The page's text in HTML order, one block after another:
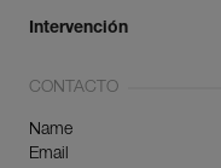
Intervención
CONTACTO
Name
Email